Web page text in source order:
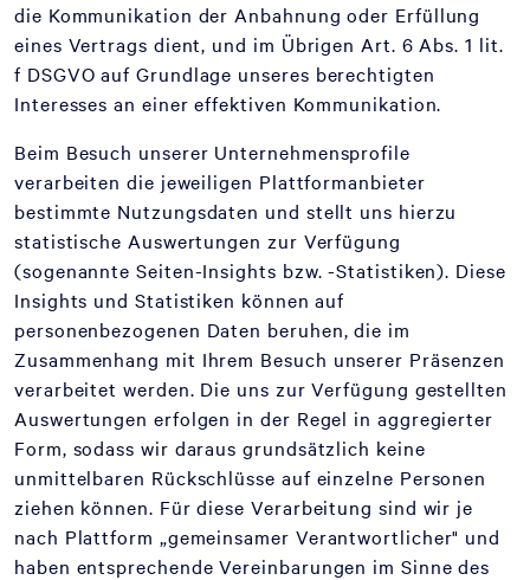
die Kommunikation der Anbahnung oder Erfüllung
eines Vertrags dient, und im Übrigen Art. 6 Abs. 1 lit.
f DSGVO auf Grundlage unseres berechtigten
Interesses an einer effektiven Kommunikation.
Beim Besuch unserer Unternehmensprofile
verarbeiten die jeweiligen Plattformanbieter
bestimmte Nutzungsdaten und stellt uns hierzu
statistische Auswertungen zur Verfügung
(sogenannte Seiten-Insights bzw. -Statistiken). Diese
Insights und Statistiken können auf
personenbezogenen Daten beruhen, die im
Zusammenhang mit Ihrem Besuch unserer Präsenzen
verarbeitet werden. Die uns zur Verfügung gestellten
Auswertungen erfolgen in der Regel in aggregierter
Form, sodass wir daraus grundsätzlich keine
unmittelbaren Rückschlüsse auf einzelne Personen
ziehen können. Für diese Verarbeitung sind wir je
nach Plattform „gemeinsamer Verantwortlicher" und
haben entsprechende Vereinbarungen im Sinne des